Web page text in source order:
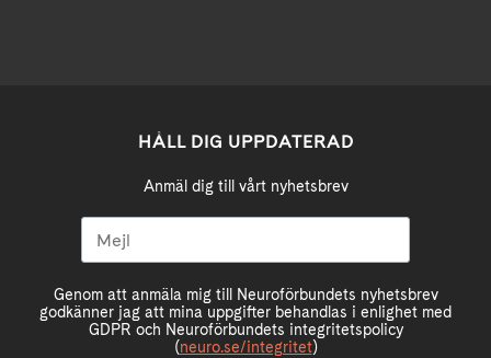
HÅLL DIG UPPDATERAD
Anmäl dig till vårt nyhetsbrev
Genom att anmäla mig till Neuroförbundets nyhetsbrev
godkänner jag att mina uppgifter behandlas i enlighet med
GDPR och Neuroförbundets integritetspolicy
(neuro.se/integritet)